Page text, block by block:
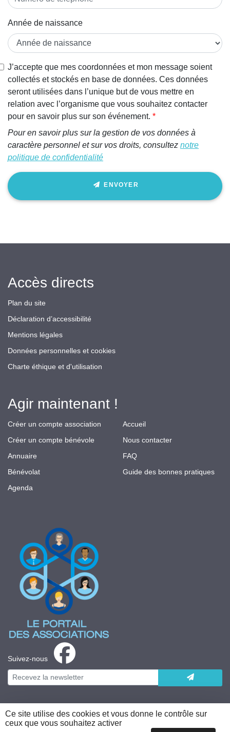
Année de naissance
J’accepte que mes coordonnées et mon message soient
collectés et stockés en base de données. Ces données
seront utilisées dans l’unique but de vous mettre en
relation avec l’organisme que vous souhaitez contacter
pour en savoir plus sur son événement.
Pour en savoir plus sur la gestion de vos données à
caractère personnel et sur vos droits, consultez notre
politique de confidentialité
ENVOYER
Suivez-nous
Accès directs
Plan du site
Déclaration d’accessibilité
Mentions légales
Données personnelles et cookies
Charte éthique et d'utilisation
Agir maintenant !
Créer un compte association
Créer un compte bénévole
Annuaire
Bénévolat
Agenda
Accueil
Nous contacter
FAQ
Guide des bonnes pratiques
Plateforme développée en France par
Ce site utilise des cookies et vous donne le contrôle sur
ceux que vous souhaitez activer